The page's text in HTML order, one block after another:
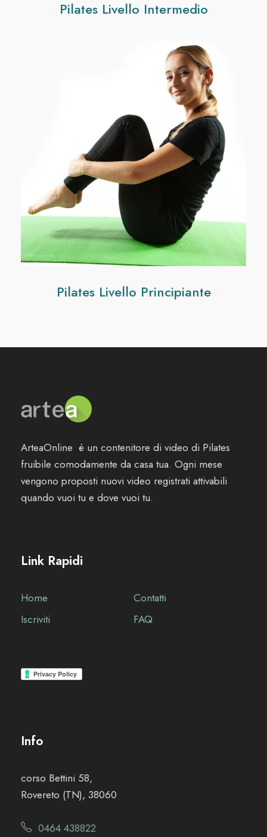
Pilates Livello Intermedio
Pilates Livello Principiante
ArteaOnline è un contenitore di video di Pilates
fruibile comodamente da casa tua. Ogni mese
vengono proposti nuovi video registrati attivabili
quando vuoi tu e dove vuoi tu.
Link Rapidi
Home
Contatti
Iscriviti
FAQ
Info
corso Bettini 58,
Rovereto (TN), 38060
0464 438822